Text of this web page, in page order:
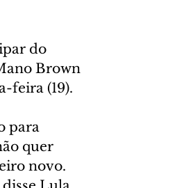
do
Brown
feira (19).
para
quer
novo.